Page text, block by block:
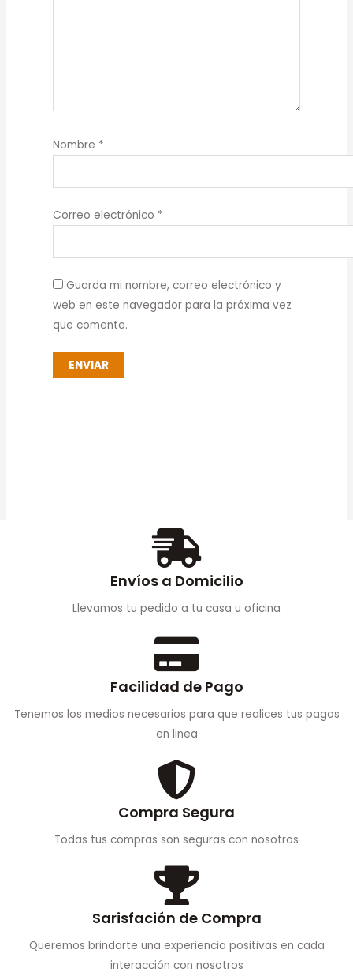
Nombre *
Correo electrónico *
Guarda mi nombre, correo electrónico y
web en este navegador para la próxima vez
que comente.
Envíos a Domicilio
Llevamos tu pedido a tu casa u oficina
Facilidad de Pago
Tenemos los medios necesarios para que realices tus pagos
en linea
Compra Segura
Todas tus compras son seguras con nosotros
Sarisfación de Compra
Queremos brindarte una experiencia positivas en cada
interacción con nosotros